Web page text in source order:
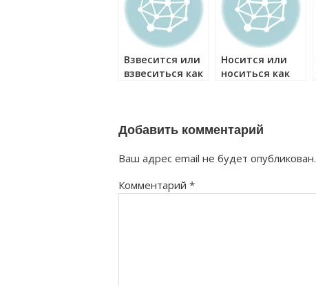
Взвесится или
взвеситься как
Носится или
носиться как
Добавить комментарий
Ваш адрес email не будет опубликован.
Комментарий *